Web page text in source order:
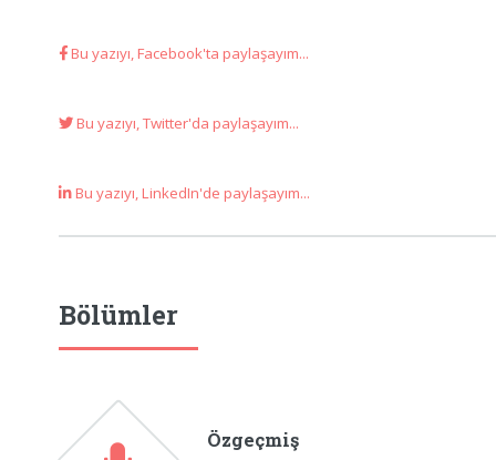
Bu yazıyı, Facebook'ta paylaşayım...
Bu yazıyı, Twitter'da paylaşayım...
Bu yazıyı, LinkedIn'de paylaşayım...
Bölümler
Özgeçmiş